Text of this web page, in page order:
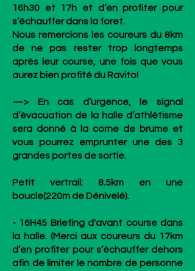
16h30 et 17h et d’en profiter pour
s’échauffer dans la foret.
Nous remercions les coureurs du 8km
de ne pas rester trop longtemps
après leur course, une fois que vous
aurez bien profité du Ravito!
—> En cas d’urgence, le signal
d’évacuation de la halle d’athlétisme
sera donné à la corne de brume et
vous pourrez emprunter une des 3
grandes portes de sortie.
Petit vertrail: 8.5km en une
boucle(220m de Dénivelé).
- 16H45 Briefing d'avant course dans
la halle. (Merci aux coureurs du 17km
d’en profiter pour s’échauffer dehors
afin de limiter le nombre de personne